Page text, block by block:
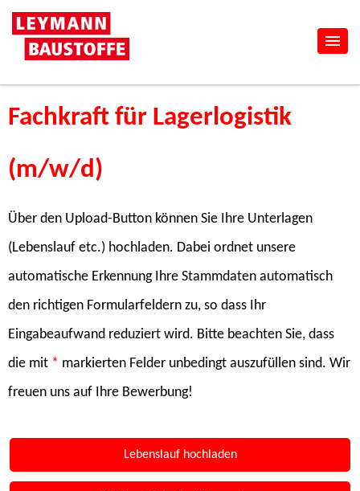
Fachkraft für Lagerlogistik
(m/w/d)
Über den Upload-Button können Sie Ihre Unterlagen
(Lebenslauf etc.) hochladen. Dabei ordnet unsere
automatische Erkennung Ihre Stammdaten automatisch
den richtigen Formularfeldern zu, so dass Ihr
Eingabeaufwand reduziert wird. Bitte beachten Sie, dass
die mit * markierten Felder unbedingt auszufüllen sind. Wir
freuen uns auf Ihre Bewerbung!
Lebenslauf hochladen